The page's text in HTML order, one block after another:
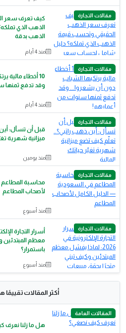
مقالات التجارة
كيف تعرف سعر
الذهب الذي
الذهب بدقة
منذ 4 أيام
مقالات التجارة
10 أخطاء مالية
وقد تدفع ثمنها
منذ 4 أيام
مقالات التجارة
قبل أن تسأل:
ميزانية شهرية
منذ يومين
مقالات التجارة
محاسبة المطاعم
لأصحاب المطاعم
منذ أسبوع
مقالات التجارة
معظم المبتدئين
باستمرار؟
منذ أسبوع
أكثر المقالات تقييمًا
المقالات العامة
هل ما زلنا نعرف